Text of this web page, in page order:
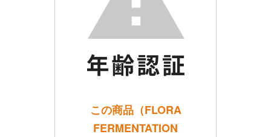
この商品（FLORA
FERMENTATION